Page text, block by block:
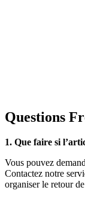
Questions
1. Que faire si
Vous pouvez
Contactez notre
organiser le retour